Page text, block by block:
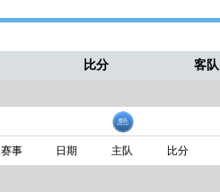
比分 客队
赛事 日期 主队 比分